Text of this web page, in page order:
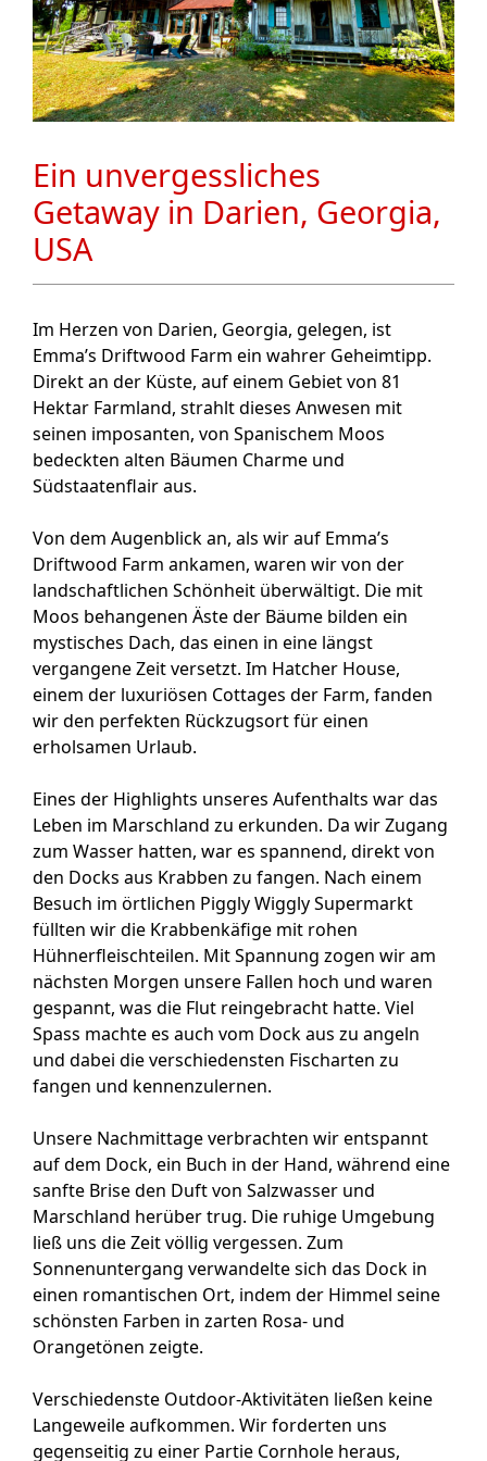
Ein unvergessliches
Getaway in Darien, Georgia,
USA
Im Herzen von Darien, Georgia, gelegen, ist
Emma’s Driftwood Farm ein wahrer Geheimtipp.
Direkt an der Küste, auf einem Gebiet von 81
Hektar Farmland, strahlt dieses Anwesen mit
seinen imposanten, von Spanischem Moos
bedeckten alten Bäumen Charme und
Südstaatenflair aus.
Von dem Augenblick an, als wir auf Emma’s
Driftwood Farm ankamen, waren wir von der
landschaftlichen Schönheit überwältigt. Die mit
Moos behangenen Äste der Bäume bilden ein
mystisches Dach, das einen in eine längst
vergangene Zeit versetzt. Im Hatcher House,
einem der luxuriösen Cottages der Farm, fanden
wir den perfekten Rückzugsort für einen
erholsamen Urlaub.
Eines der Highlights unseres Aufenthalts war das
Leben im Marschland zu erkunden. Da wir Zugang
zum Wasser hatten, war es spannend, direkt von
den Docks aus Krabben zu fangen. Nach einem
Besuch im örtlichen Piggly Wiggly Supermarkt
füllten wir die Krabbenkäfige mit rohen
Hühnerfleischteilen. Mit Spannung zogen wir am
nächsten Morgen unsere Fallen hoch und waren
gespannt, was die Flut reingebracht hatte. Viel
Spass machte es auch vom Dock aus zu angeln
und dabei die verschiedensten Fischarten zu
fangen und kennenzulernen.
Unsere Nachmittage verbrachten wir entspannt
auf dem Dock, ein Buch in der Hand, während eine
sanfte Brise den Duft von Salzwasser und
Marschland herüber trug. Die ruhige Umgebung
ließ uns die Zeit völlig vergessen. Zum
Sonnenuntergang verwandelte sich das Dock in
einen romantischen Ort, indem der Himmel seine
schönsten Farben in zarten Rosa- und
Orangetönen zeigte.
Verschiedenste Outdoor-Aktivitäten ließen keine
Langeweile aufkommen. Wir forderten uns
gegenseitig zu einer Partie Cornhole heraus,